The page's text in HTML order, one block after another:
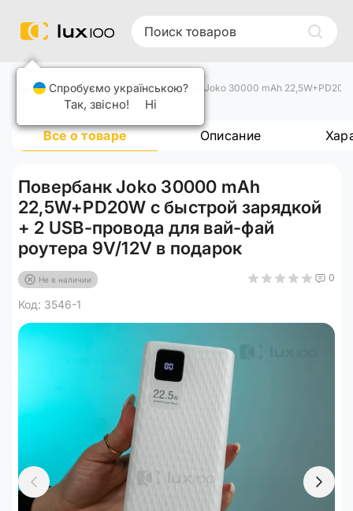
Повербанки Повербанк Joko 30000 mAh
Все о товаре Описание
Повербанк Joko 30000 mAh
22,5W+PD20W с быстрой зарядкой
+ 2 USB-провода для вай-фай
роутера 9V/12V в подарок
Не в наличии 0
Код: 3546-1
Спробуємо українською?
Так, звісно! Ні